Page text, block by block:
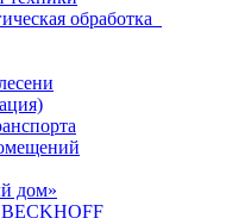
обработка
дом»
BECKHOFF